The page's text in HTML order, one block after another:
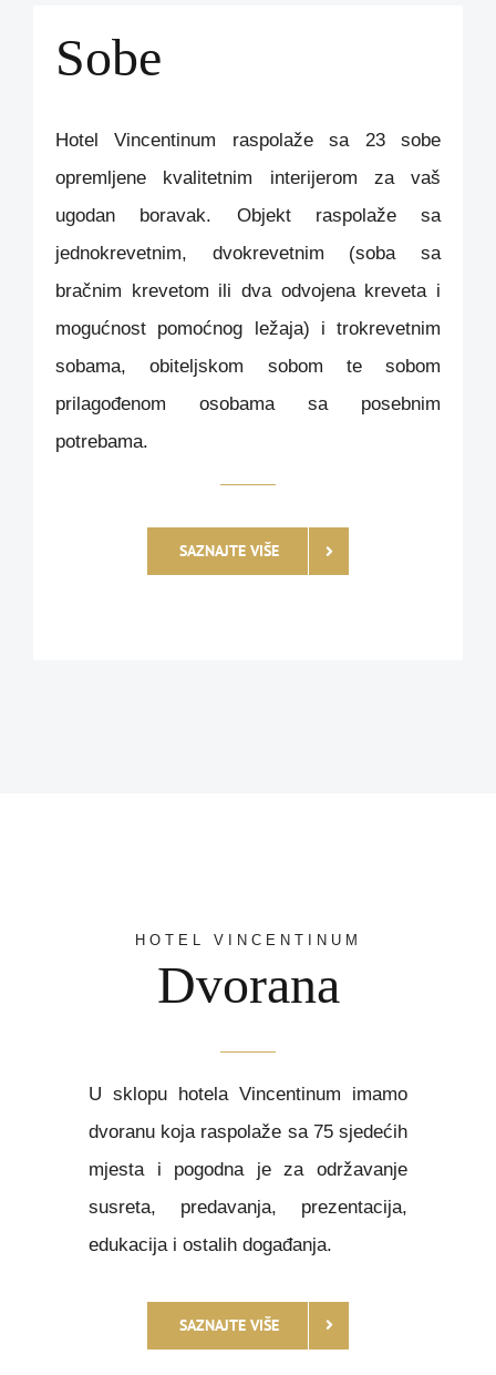
Sobe
Hotel Vincentinum raspolaže sa 23 sobe
opremljene kvalitetnim interijerom za vaš
ugodan boravak. Objekt raspolaže sa
jednokrevetnim, dvokrevetnim (soba sa
bračnim krevetom ili dva odvojena kreveta i
mogućnost pomoćnog ležaja) i trokrevetnim
sobama, obiteljskom sobom te sobom
prilagođenom osobama sa posebnim
potrebama.
SAZNAJTE VIŠE
HOTEL VINCENTINUM
Dvorana
U sklopu hotela Vincentinum imamo
dvoranu koja raspolaže sa 75 sjedećih
mjesta i pogodna je za održavanje
susreta, predavanja, prezentacija,
edukacija i ostalih događanja.
SAZNAJTE VIŠE